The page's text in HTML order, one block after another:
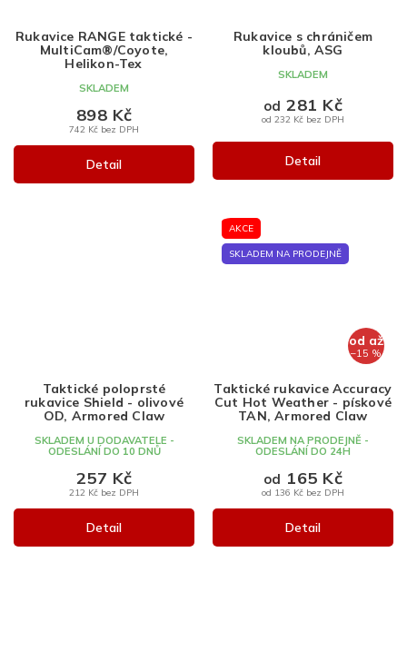
Rukavice RANGE taktické -
MultiCam®/Coyote,
Helikon-Tex
SKLADEM
742 Kč bez DPH
898 Kč
Detail
Rukavice s chráničem
kloubů, ASG
SKLADEM
od 232 Kč bez DPH
od 281 Kč
Detail
Taktické poloprsté
rukavice Shield - olivové
OD, Armored Claw
SKLADEM U DODAVATELE -
ODESLÁNÍ DO 10 DNŮ
212 Kč bez DPH
257 Kč
Detail
AKCE
SKLADEM NA PRODEJNĚ
od až
–15 %
Taktické rukavice Accuracy
Cut Hot Weather - pískové
TAN, Armored Claw
SKLADEM NA PRODEJNĚ -
ODESLÁNÍ DO 24H
od 136 Kč bez DPH
od 165 Kč
Detail